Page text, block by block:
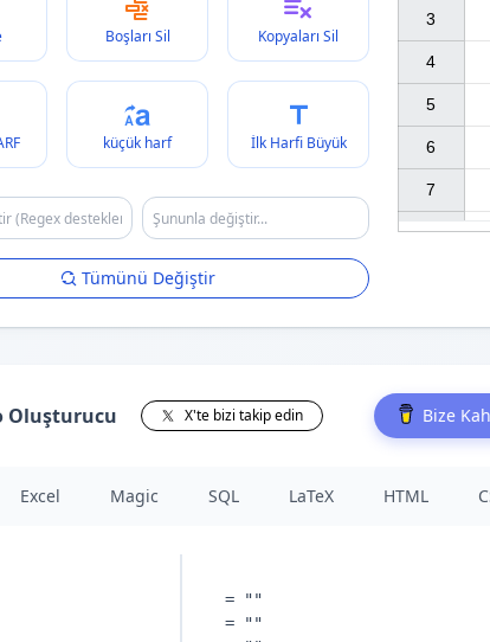
Boşları Sil Kopyaları Sil
küçük harf İlk Harfi Büyük
Tümünü Değiştir
3
4
5
6
7
Oluşturucu X'te bizi takip edin Bize
Excel Magic SQL LaTeX HTML